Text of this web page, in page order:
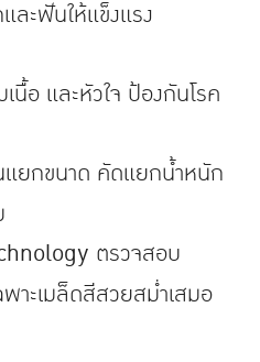
กและฟันให้แข็งแรง
นื้อ และหัวใจ ป้องกันโรค
แยกขนาด คัดแยกน้ำหนัก
ตรวจสอบ
ะเมล็ดสีสวยสม่ำเสมอ